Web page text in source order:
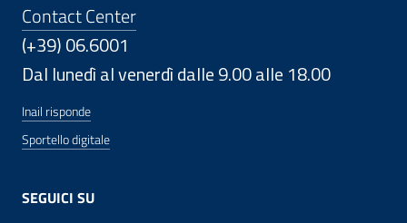
Contact Center
(+39) 06.6001
Dal lunedì al venerdì dalle 9.00 alle 18.00
Inail risponde
Sportello digitale
SEGUICI SU